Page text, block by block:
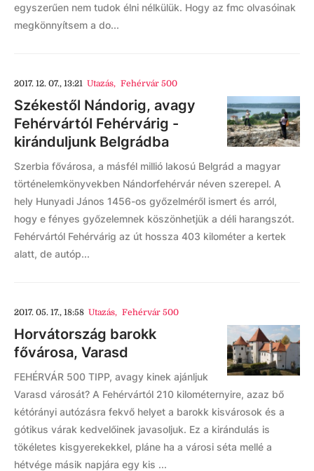
egyszerűen nem tudok élni nélkülük. Hogy az fmc olvasóinak
megkönnyítsem a do...
2017. 12. 07., 13:21 Utazás, Fehérvár 500
Székestől Nándorig, avagy
Fehérvártól Fehérvárig -
kiránduljunk Belgrádba
Szerbia fővárosa, a másfél millió lakosú Belgrád a magyar
történelemkönyvekben Nándorfehérvár néven szerepel. A
hely Hunyadi János 1456-os győzelméről ismert és arról,
hogy e fényes győzelemnek köszönhetjük a déli harangszót.
Fehérvártól Fehérvárig az út hossza 403 kilométer a kertek
alatt, de autóp...
2017. 05. 17., 18:58 Utazás, Fehérvár 500
Horvátország barokk
fővárosa, Varasd
FEHÉRVÁR 500 TIPP, avagy kinek ajánljuk
Varasd városát? A Fehérvártól 210 kilométernyire, azaz bő
kétórányi autózásra fekvő helyet a barokk kisvárosok és a
gótikus várak kedvelőinek javasoljuk. Ez a kirándulás is
tökéletes kisgyerekekkel, pláne ha a városi séta mellé a
hétvége másik napjára egy kis ...